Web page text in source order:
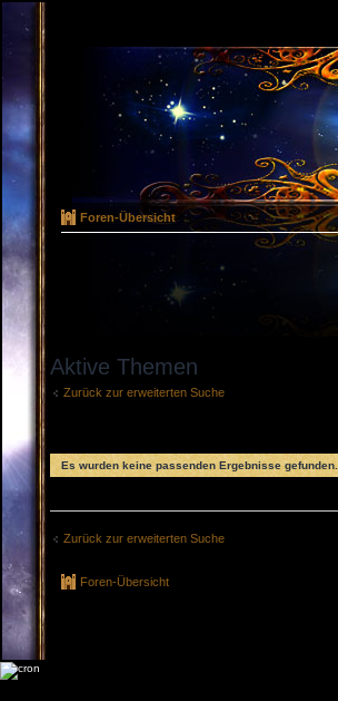
Foren-Übersicht
Aktive Themen
Zurück zur erweiterten Suche
Es wurden keine passenden Ergebnisse gefunden.
Zurück zur erweiterten Suche
Foren-Übersicht